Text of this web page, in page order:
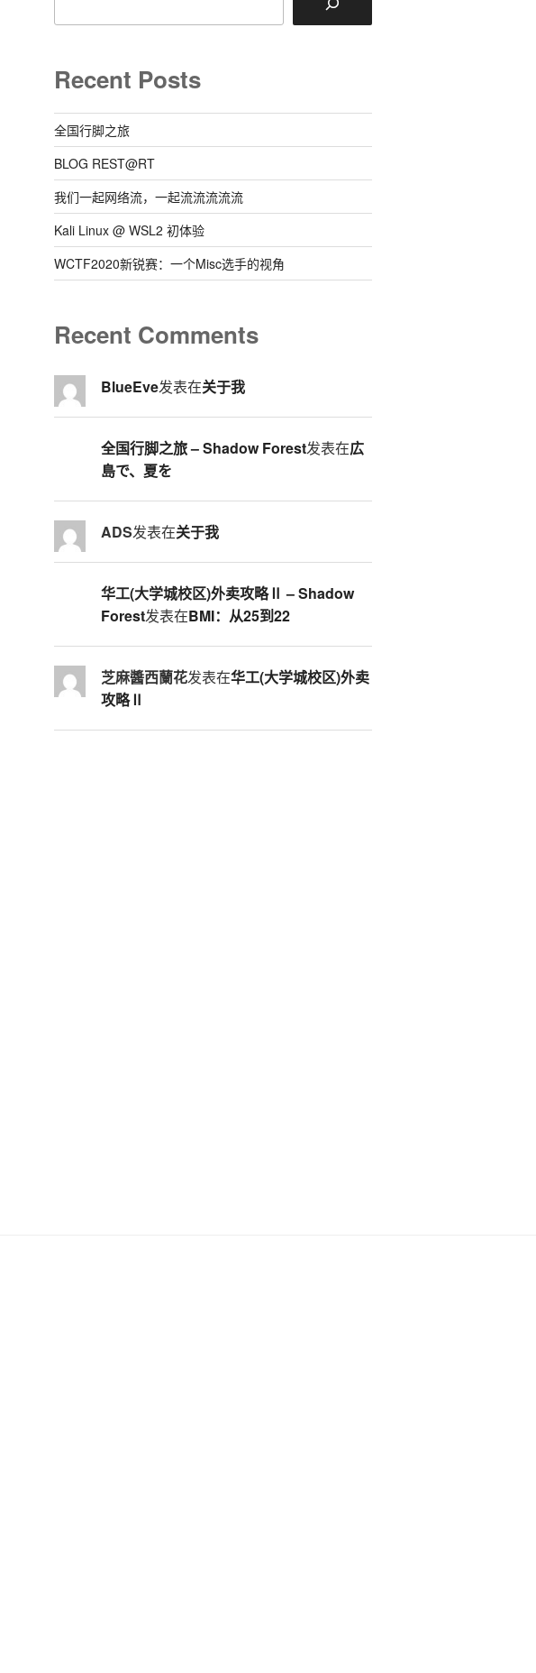
Recent Posts
全国行脚之旅
BLOG REST@RT
我们一起网络流，一起流流流流流
Kali Linux @ WSL2 初体验
WCTF2020新锐赛：一个Misc选手的视角
Recent Comments
BlueEve发表在关于我
全国行脚之旅 – Shadow Forest发表在広
島で、夏を
ADS发表在关于我
华工(大学城校区)外卖攻略Ⅱ – Shadow
Forest发表在BMI：从25到22
芝麻醬西蘭花发表在华工(大学城校区)外卖
攻略Ⅱ